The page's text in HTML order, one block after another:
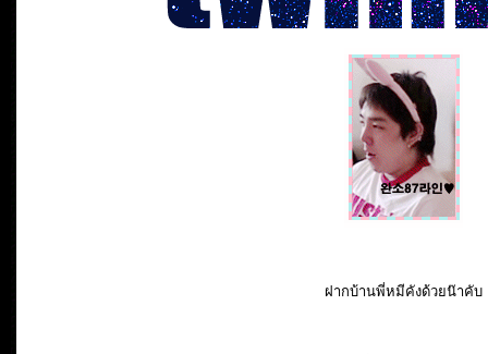
ฝากบ้านพี่หมีคังด้วยน๊าคับ